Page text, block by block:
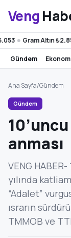
Veng
Gram Altın ₺2.850
gündem
Ana Sayfa/Gündem
Gündem
anması
VENG HABER-
yılında
“Adalet”
ısrarın
TMMOB ve